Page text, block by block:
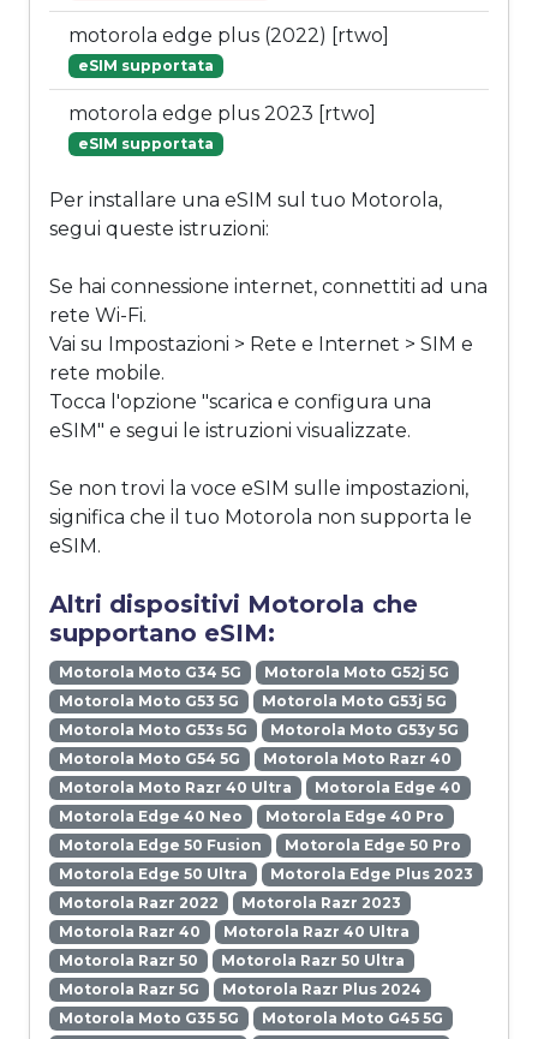
motorola edge plus (2022) [rtwo]
eSIM supportata
motorola edge plus 2023 [rtwo]
eSIM supportata
Per installare una eSIM sul tuo Motorola,
segui queste istruzioni:
Se hai connessione internet, connettiti ad una
rete Wi-Fi.
Vai su Impostazioni > Rete e Internet > SIM e
rete mobile.
Tocca l'opzione "scarica e configura una
eSIM" e segui le istruzioni visualizzate.
Se non trovi la voce eSIM sulle impostazioni,
significa che il tuo Motorola non supporta le
eSIM.
Altri dispositivi Motorola che
supportano eSIM:
Motorola Moto G34 5G
Motorola Moto G52j 5G
Motorola Moto G53 5G
Motorola Moto G53j 5G
Motorola Moto G53s 5G
Motorola Moto G53y 5G
Motorola Moto G54 5G
Motorola Moto Razr 40
Motorola Moto Razr 40 Ultra
Motorola Edge 40
Motorola Edge 40 Neo
Motorola Edge 40 Pro
Motorola Edge 50 Fusion
Motorola Edge 50 Pro
Motorola Edge 50 Ultra
Motorola Edge Plus 2023
Motorola Razr 2022
Motorola Razr 2023
Motorola Razr 40
Motorola Razr 40 Ultra
Motorola Razr 50
Motorola Razr 50 Ultra
Motorola Razr 5G
Motorola Razr Plus 2024
Motorola Moto G35 5G
Motorola Moto G45 5G